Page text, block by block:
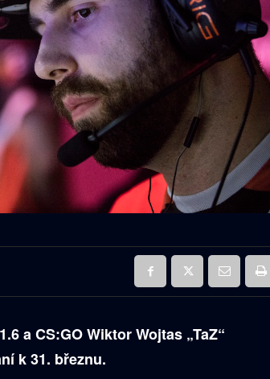
a CS:GO Wiktor Wojtas „TaZ“
k 31. březnu.